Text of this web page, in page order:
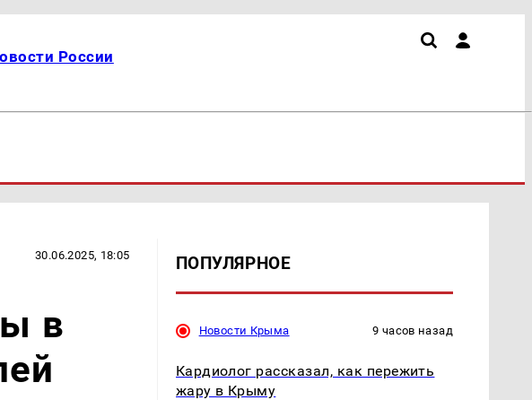
России
30.06.2025, 18:05
в
ПОПУЛЯРНОЕ
Новости Крыма 9 часов назад
Кардиолог рассказал, как пережить
жару в Крыму